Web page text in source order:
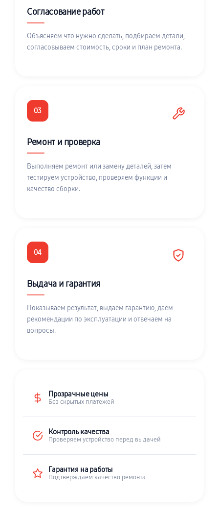
Согласование работ
Объясняем что нужно сделать, подбираем детали,
согласовываем стоимость, сроки и план ремонта.
03
Ремонт и проверка
Выполняем ремонт или замену деталей, затем
тестируем устройство, проверяем функции и
качество сборки.
04
Выдача и гарантия
Показываем результат, выдаём гарантию, даём
рекомендации по эксплуатации и отвечаем на
вопросы.
Прозрачные цены
Без скрытых платежей
Контроль качества
Проверяем устройство перед выдачей
Гарантия на работы
Подтверждаем качество ремонта